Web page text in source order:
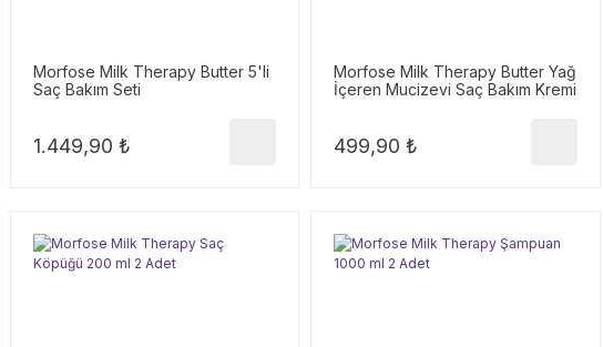
Morfose Milk Therapy Butter 5'li
Saç Bakım Seti
1.449,90 ₺
Morfose Milk Therapy Butter Yağ
İçeren Mucizevi Saç Bakım Kremi
499,90 ₺